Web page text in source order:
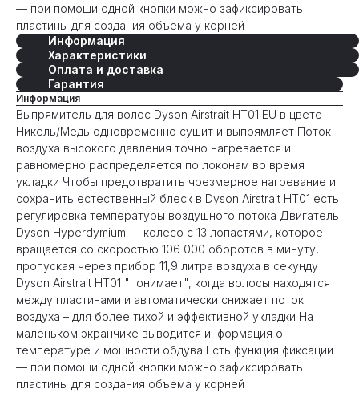
— при помощи одной кнопки можно зафиксировать
пластины для создания объема у корней
Информация
Характеристики
Оплата и доставка
Гарантия
Информация
Выпрямитель для волос Dyson Airstrait HT01 EU в цвете
Никель/Медь одновременно сушит и выпрямляет Поток
воздуха высокого давления точно нагревается и
равномерно распределяется по локонам во время
укладки Чтобы предотвратить чрезмерное нагревание и
сохранить естественный блеск в Dyson Airstrait HT01 есть
регулировка температуры воздушного потока Двигатель
Dyson Hyperdymium — колесо с 13 лопастями, которое
вращается со скоростью 106 000 оборотов в минуту,
пропуская через прибор 11,9 литра воздуха в секунду
Dyson Airstrait HT01 "понимает", когда волосы находятся
между пластинами и автоматически снижает поток
воздуха – для более тихой и эффективной укладки На
маленьком экранчике выводится информация о
температуре и мощности обдува Есть функция фиксации
— при помощи одной кнопки можно зафиксировать
пластины для создания объема у корней